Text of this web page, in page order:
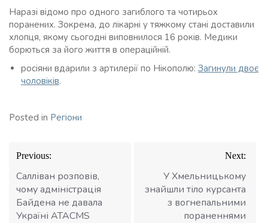
Наразі відомо про одного загиблого та чотирьох
поранених. Зокрема, до лікарні у тяжкому стані доставили
хлопця, якому сьогодні виповнилося 16 років. Медики
борються за його життя в операційній.
росіяни вдарили з артилерії по Нікополю: Загинули двоє
чоловіків.
Posted in Регіони
Навігація
записів
Previous:
Салліван розповів,
чому адміністрація
Байдена не давала
Україні ATACMS
Next:
У Хмельницькому
знайшли тіло курсанта
з вогнепальними
пораненнями